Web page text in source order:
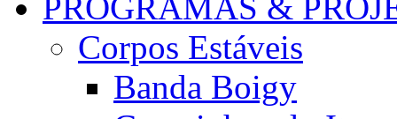
Corpos Estáveis
Banda Boigy